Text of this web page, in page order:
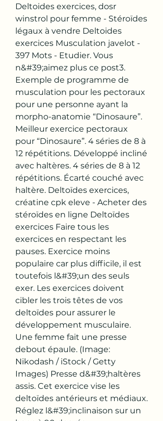
Deltoides exercices, dosr
winstrol pour femme - Stéroïdes
légaux à vendre Deltoides
exercices Musculation javelot -
397 Mots - Etudier. Vous
n&#39;aimez plus ce post3.
Exemple de programme de
musculation pour les pectoraux
pour une personne ayant la
morpho-anatomie “Dinosaure”.
Meilleur exercice pectoraux
pour “Dinosaure”. 4 séries de 8 à
12 répétitions. Développé incliné
avec haltères. 4 séries de 8 à 12
répétitions. Écarté couché avec
haltère. Deltoïdes exercices,
créatine cpk eleve - Acheter des
stéroïdes en ligne Deltoïdes
exercices Faire tous les
exercices en respectant les
pauses. Exercice moins
populaire car plus difficile, il est
toutefois l&#39;un des seuls
exer. Les exercices doivent
cibler les trois têtes de vos
deltoïdes pour assurer le
développement musculaire.
Une femme fait une presse
debout épaule. (Image:
Nikodash / iStock / Getty
Images) Presse d&#39;haltères
assis. Cet exercice vise les
deltoïdes antérieurs et médiaux.
Réglez l&#39;inclinaison sur un